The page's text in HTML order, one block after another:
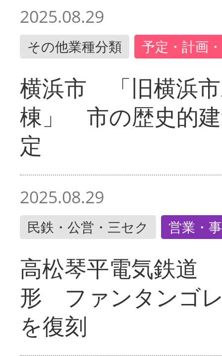
2025.08.29
その他業種分類 予定・計画
横浜市 「旧横浜
棟」 市の歴史的
定
2025.08.29
民鉄・公営・三セク 営業・
高松琴平電気鉄道
形 ファンタンゴ
を復刻